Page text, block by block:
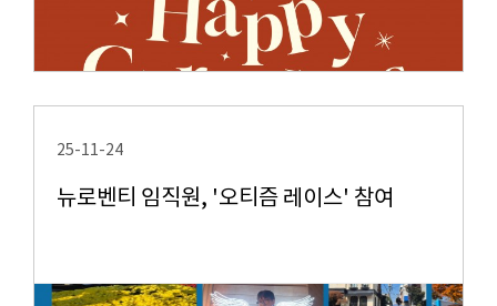
25-11-24
뉴로벤티 임직원, '오티즘 레이스' 참여